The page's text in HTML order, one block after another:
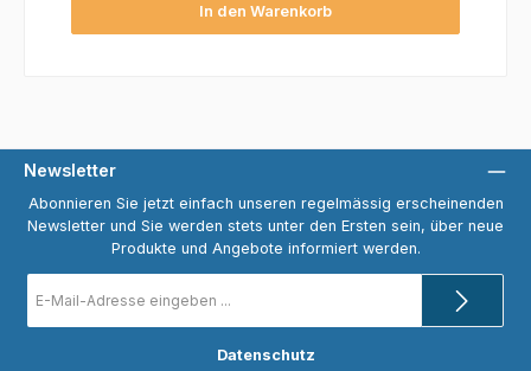
In den Warenkorb
Newsletter
Abonnieren Sie jetzt einfach unseren regelmässig erscheinenden
Newsletter und Sie werden stets unter den Ersten sein, über neue
Produkte und Angebote informiert werden.
Mail-
Datenschutz